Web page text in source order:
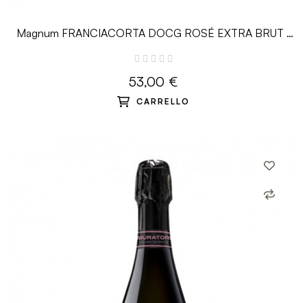
Magnum FRANCIACORTA DOCG ROSÉ EXTRA BRUT -
53,00 €
CARRELLO